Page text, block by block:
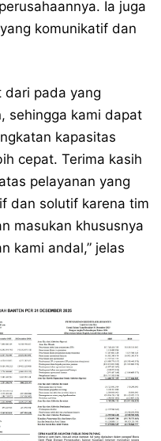
Ia juga
komunikatif dan
dari pada yang
sehingga kami dapat
kapasitas
cepat. Terima kasih
pelayanan yang
dan solutif karena tim
masukan khususnya
kami andal,” jelas